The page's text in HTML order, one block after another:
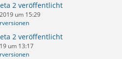
2 veröffentlicht
um 15:29
2 veröffentlicht
um 13:17